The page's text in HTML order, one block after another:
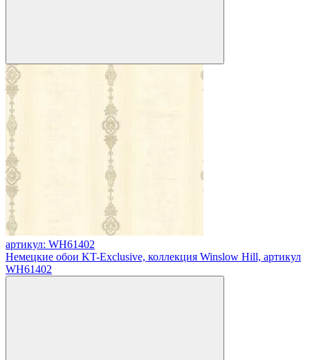
артикул: WH61402
Немецкие обои KT-Exclusive, коллекция Winslow Hill, артикул
WH61402